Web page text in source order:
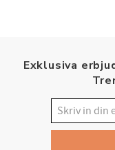
Exklusiva